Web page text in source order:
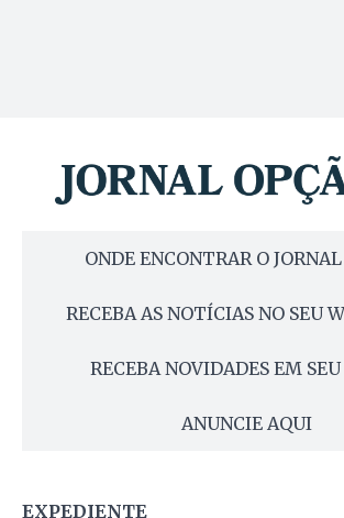
ONDE ENCONTRAR O
RECEBA AS NOTÍCIAS NO SEU
RECEBA NOVIDADES EM
ANUNCIE AQUI
EXPEDIENTE